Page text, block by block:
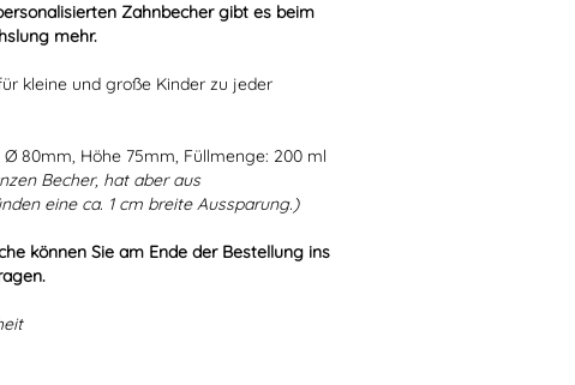
Zahnbecher gibt es beim
mehr.
kleine und große Kinder zu jeder
Ø 80mm, Höhe 75mm, Füllmenge: 200 ml
Becher, hat aber aus
eine ca. 1 cm breite Aussparung.)
können Sie am Ende der Bestellung ins